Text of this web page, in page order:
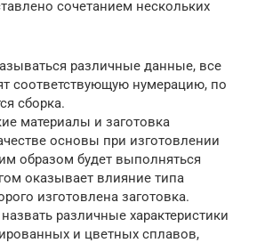
сочетанием нескольких
различные данные, все
соответствующую нумерацию, по
сборка.
материалы и заготовка
основы при изготовлении
образом будет выполняться
оказывает влияние типа
изготовлена заготовка.
различные характеристики
и цветных сплавов,